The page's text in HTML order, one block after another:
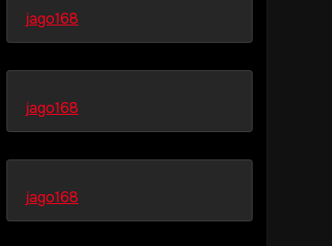
jago168
jago168
jago168